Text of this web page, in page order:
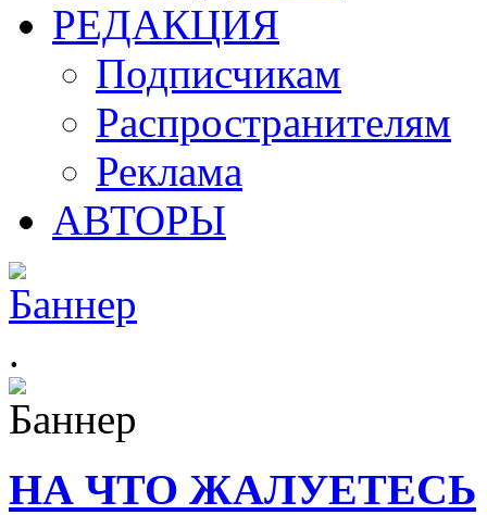
РЕДАКЦИЯ
Подписчикам
Распространителям
Реклама
АВТОРЫ
.
НА ЧТО ЖАЛУЕТЕСЬ